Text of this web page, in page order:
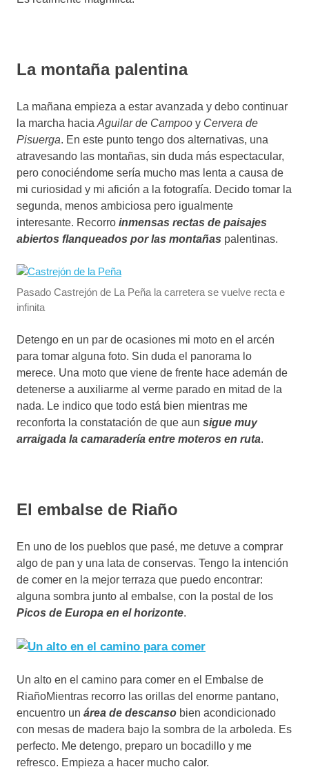
La montaña palentina
La mañana empieza a estar avanzada y debo continuar
la marcha hacia Aguilar de Campoo y Cervera de
Pisuerga. En este punto tengo dos alternativas, una
atravesando las montañas, sin duda más espectacular,
pero conociéndome sería mucho mas lenta a causa de
mi curiosidad y mi afición a la fotografía. Decido tomar la
segunda, menos ambiciosa pero igualmente
interesante. Recorro inmensas rectas de paisajes
abiertos flanqueados por las montañas palentinas.
Pasado Castrejón de La Peña la carretera se vuelve recta e
infinita
Detengo en un par de ocasiones mi moto en el arcén
para tomar alguna foto. Sin duda el panorama lo
merece. Una moto que viene de frente hace ademán de
detenerse a auxiliarme al verme parado en mitad de la
nada. Le indico que todo está bien mientras me
reconforta la constatación de que aun sigue muy
arraigada la camaradería entre moteros en ruta.
El embalse de Riaño
En uno de los pueblos que pasé, me detuve a comprar
algo de pan y una lata de conservas. Tengo la intención
de comer en la mejor terraza que puedo encontrar:
alguna sombra junto al embalse, con la postal de los
Picos de Europa en el horizonte.
Un alto en el camino para comer en el Embalse de
RiañoMientras recorro las orillas del enorme pantano,
encuentro un área de descanso bien acondicionado
con mesas de madera bajo la sombra de la arboleda. Es
perfecto. Me detengo, preparo un bocadillo y me
refresco. Empieza a hacer mucho calor.